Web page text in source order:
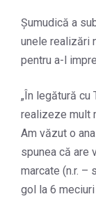
Șumudică a
unele realizări
pentru a-l
„În legătură cu
realizeze mult
Am văzut o
spunea că are
marcate (n.r. –
gol la 6